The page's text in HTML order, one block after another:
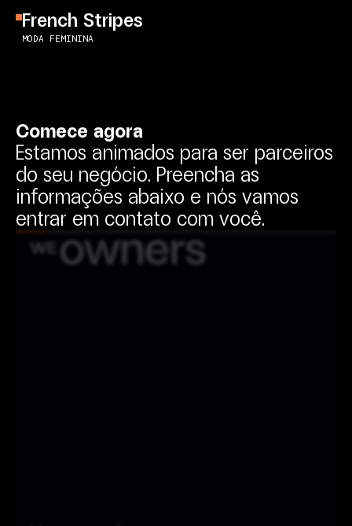
French Stripes
MODA FEMININA
Comece agora
Estamos animados para ser parceiros
do seu negócio. Preencha as
informações abaixo e nós vamos
entrar em contato com você.